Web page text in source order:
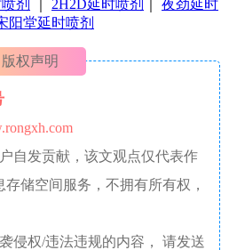
剂 2H2D延时喷剂
夜劲延时
阳堂延时喷剂
版权声明
自发贡献，该文观点仅代表作
储空间服务，不拥有所有权，
侵权/违法违规的内容， 请发送